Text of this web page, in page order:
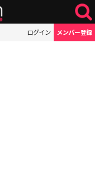
ログイン メンバー登録